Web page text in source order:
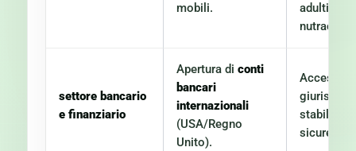
mobili.
adulti,
settore bancario
e finanziario
Apertura di conti
bancari
internazionali
(USA/Regno
Unito).
Accesso a
stabili e
sicure.